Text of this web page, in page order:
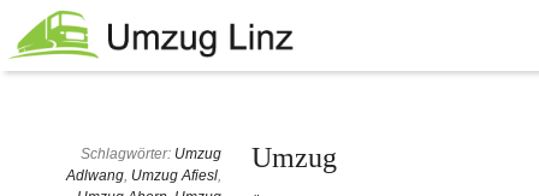
Schlagwörter: Umzug
Adlwang, Umzug Afiesl,
Umzug